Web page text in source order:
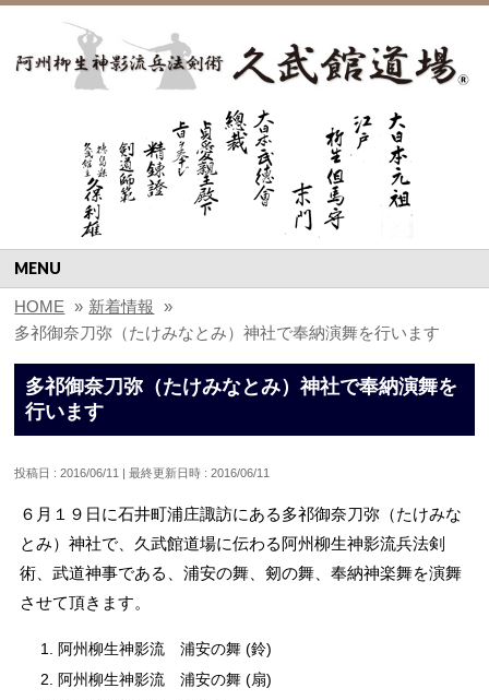
MENU
HOME » 新着情報 »
多祁御奈刀弥（たけみなとみ）神社で奉納演舞を行います
多祁御奈刀弥（たけみなとみ）神社で奉納演舞を
行います
投稿日 : 2016/06/11 最終更新日時 : 2016/06/11
６月１９日に石井町浦庄諏訪にある多祁御奈刀弥（たけみな
とみ）神社で、久武館道場に伝わる阿州柳生神影流兵法剣
術、武道神事である、浦安の舞、剱の舞、奉納神楽舞を演舞
させて頂きます。
阿州柳生神影流 浦安の舞 (鈴)
阿州柳生神影流 浦安の舞 (扇)